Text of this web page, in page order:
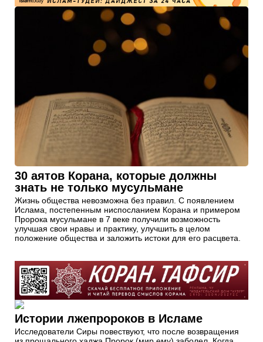
30 аятов Корана, которые должны
знать не только мусульмане
Жизнь общества невозможна без правил. С появлением
Ислама, постепенным ниспосланием Корана и примером
Пророка мусульмане в 7 веке получили возможность
улучшая свои нравы и практику, улучшить в целом
положение общества и заложить истоки для его расцвета.
Истории лжепророков в Исламе
Исследователи Сиры повествуют, что после возвращения